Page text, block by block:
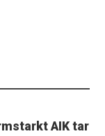
AIK tar